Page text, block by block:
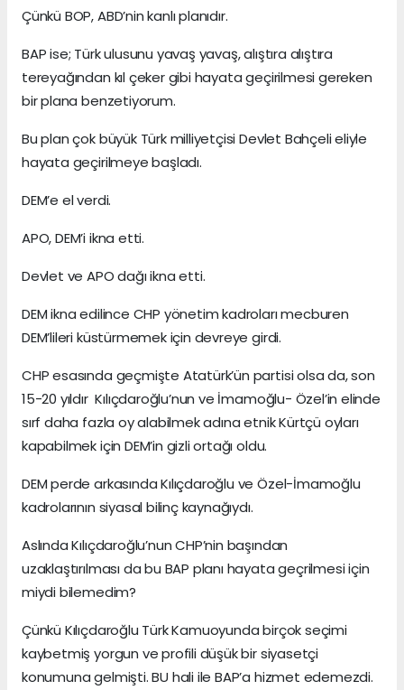
Çünkü BOP, ABD’nin kanlı planıdır.
BAP ise; Türk ulusunu yavaş yavaş, alıştıra alıştıra
tereyağından kıl çeker gibi hayata geçirilmesi gereken
bir plana benzetiyorum.
Bu plan çok büyük Türk milliyetçisi Devlet Bahçeli eliyle
hayata geçirilmeye başladı.
DEM’e el verdi.
APO, DEM’i ikna etti.
Devlet ve APO dağı ikna etti.
DEM ikna edilince CHP yönetim kadroları mecburen
DEM’lileri küstürmemek için devreye girdi.
CHP esasında geçmişte Atatürk’ün partisi olsa da, son
15-20 yıldır Kılıçdaroğlu’nun ve İmamoğlu- Özel’in elinde
sırf daha fazla oy alabilmek adına etnik Kürtçü oyları
kapabilmek için DEM’in gizli ortağı oldu.
DEM perde arkasında Kılıçdaroğlu ve Özel-İmamoğlu
kadrolarının siyasal bilinç kaynağıydı.
Aslında Kılıçdaroğlu’nun CHP’nin başından
uzaklaştırılması da bu BAP planı hayata geçrilmesi için
miydi bilemedim?
Çünkü Kılıçdaroğlu Türk Kamuoyunda birçok seçimi
kaybetmiş yorgun ve profili düşük bir siyasetçi
konumuna gelmişti. BU hali ile BAP’a hizmet edemezdi.